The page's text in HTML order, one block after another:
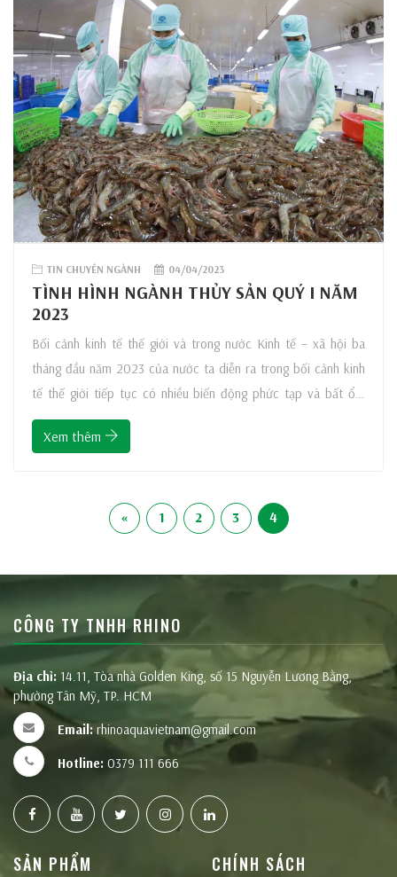
TIN CHUYÊN NGÀNH 04/04/2023
TÌNH HÌNH NGÀNH THỦY SẢN QUÝ I NĂM
2023
Bối cảnh kinh tế thế giới và trong nước Kinh tế – xã hội ba
tháng đầu năm 2023 của nước ta diễn ra trong bối cảnh kinh
tế thế giới tiếp tục có nhiều biến động phức tạp và bất ổn.
Lạm phát toàn cầu mặc dù đã hạ nhiệt nhưng vẫn ở mức
Xem thêm
« 1 2 3 4
CÔNG TY TNHH RHINO
Địa chỉ: 14.11, Tòa nhà Golden King, số 15 Nguyễn Lương Bằng,
phường Tân Mỹ, TP. HCM
Email: rhinoaquavietnam@gmail.com
Hotline: 0379 111 666
SẢN PHẨM CHÍNH SÁCH